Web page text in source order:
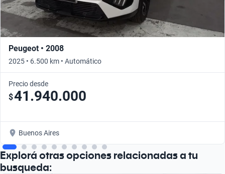
Peugeot • 2008
2025 • 6.500 km • Automático
Precio desde
$41.940.000
Buenos Aires
Explorá otras opciones relacionadas a tu
busqueda: